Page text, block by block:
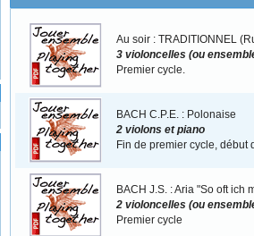
Au soir : TRADITIONNEL
3 violoncelles (ou
Premier cycle.
BACH C.P.E. : Polonaise
2 violons et piano
Fin de premier cycle, début
BACH J.S. : Aria "So oft ich
2 violoncelles (ou
Premier cycle